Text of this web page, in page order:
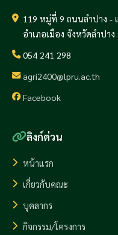
119 หมู่ที่ 9 ถนนลำปาง
อำเภอเมือง จังหวัดลำปาง
054 241 298
agri2400@lpru.ac.th
Facebook
ลิงก์ด่วน
หน้าแรก
เกี่ยวกับคณะ
บุคลากร
กิจกรรม/โครงการ